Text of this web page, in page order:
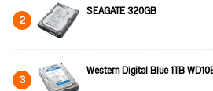
2 SEAGATE 320GB
3 Western Digital Blue 1TB